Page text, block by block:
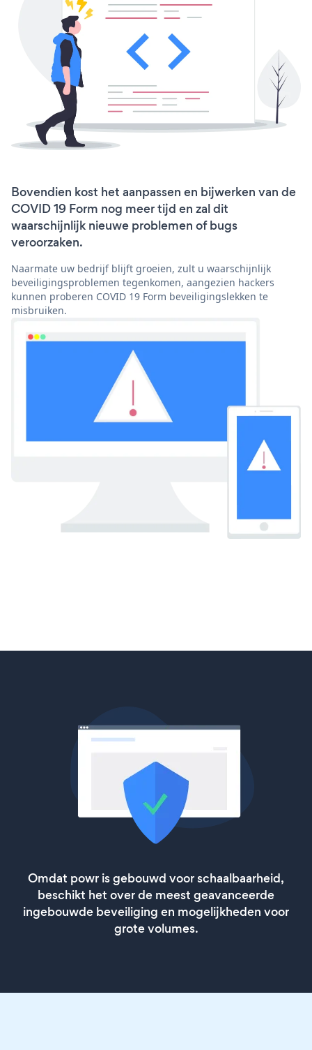
Bovendien kost het aanpassen en bijwerken van de
COVID 19 Form nog meer tijd en zal dit
waarschijnlijk nieuwe problemen of bugs
veroorzaken.
Naarmate uw bedrijf blijft groeien, zult u waarschijnlijk
beveiligingsproblemen tegenkomen, aangezien hackers
kunnen proberen COVID 19 Form beveiligingslekken te
misbruiken.
Omdat powr is gebouwd voor schaalbaarheid,
beschikt het over de meest geavanceerde
ingebouwde beveiliging en mogelijkheden voor
grote volumes.